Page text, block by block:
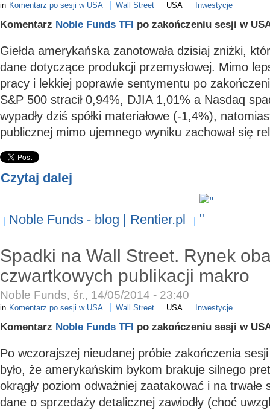
in Komentarz po sesji w USA Wall Street USA Inwestycje
Komentarz Noble Funds TFI po zakończeniu sesji w
Giełda amerykańska zanotowała dzisiaj zniżki,
dane dotyczące produkcji przemysłowej. Mimo
pracy i lekkiej poprawie sentymentu po
S&P 500 stracił 0,94%, DJIA 1,01% a Nasdaq
wypadły dziś spółki materiałowe (-1,4%),
publicznej mimo ujemnego wyniku zachował się
Czytaj dalej
Noble Funds - blog | Rentier.pl
Spadki na Wall Street. Rynek
czwartkowych publikacji makro
Noble Funds, śr., 14/05/2014 - 23:40
in Komentarz po sesji w USA Wall Street USA Inwestycje
Komentarz Noble Funds TFI po zakończeniu sesji w
Po wczorajszej nieudanej próbie zakończenia
było, że amerykańskim bykom brakuje silnego
okrągły poziom odważniej zaatakować i na
dane o sprzedaży detalicznej zawiodły (choć